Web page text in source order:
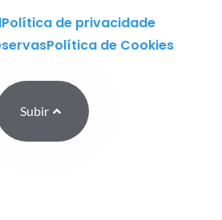
Política de privacidade
Política de Cookies
Subir